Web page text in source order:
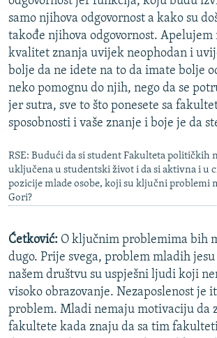
samo njihova odgovornost a kako su
takođe njihova odgovornost. Apelujem
kvalitet znanja uvijek neophodan i
bolje da ne idete na to da imate bolje
neko pomognu do njih, nego da se
jer sutra, sve to što ponesete sa
sposobnosti i vaše znanje i boje je da
RSE: Budući da si student Fakulteta političkih
uključena u studentski život i da si aktivna i u
pozicije mlade osobe, koji su ključni problemi
Gori?
Ćetković: O ključnim problemima bih
dugo. Prije svega, problem mladih
našem društvu su uspješni ljudi koji
visoko obrazovanje. Nezaposlenost je
problem. Mladi nemaju motivaciju da
fakultete kada znaju da sa tim